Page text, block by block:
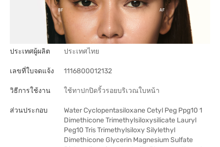
ประเทศผู้ผลิต ประเทศไทย
เลขที่ใบจดแจ้ง 1116800012132
วิธีการใช้งาน ใช้ทาปกปิดริ้วรอยบริเวณใบหน้า
ส่วนประกอบ
Water Cyclopentasiloxane Cetyl Peg Ppg10 1
Dimethicone Trimethylsiloxysilicate Lauryl
Peg10 Tris Trimethylsiloxy Silylethyl
Dimethicone Glycerin Magnesium Sulfate